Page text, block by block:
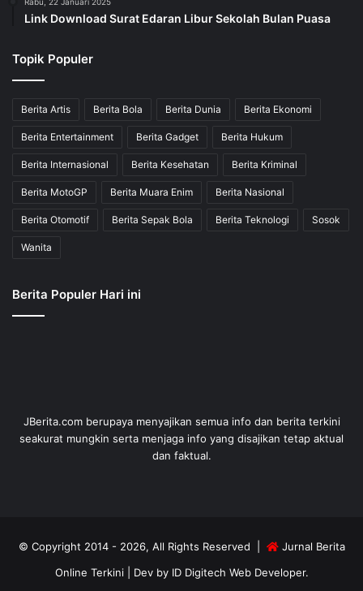
Link Download Surat Edaran Libur Sekolah Bulan Puasa
Topik Populer
Berita Artis Berita Bola Berita Dunia Berita Ekonomi
Berita Entertainment Berita Gadget Berita Hukum
Berita Internasional Berita Kesehatan Berita Kriminal
Berita MotoGP Berita Muara Enim Berita Nasional
Berita Otomotif Berita Sepak Bola Berita Teknologi Sosok
Wanita
Berita Populer Hari ini
JBerita.com berupaya menyajikan semua info dan berita terkini
seakurat mungkin serta menjaga info yang disajikan tetap aktual
dan faktual.
© Copyright 2014 - 2026, All Rights Reserved |
Jurnal Berita
Online Terkini| Dev by ID Digitech Web Developer.